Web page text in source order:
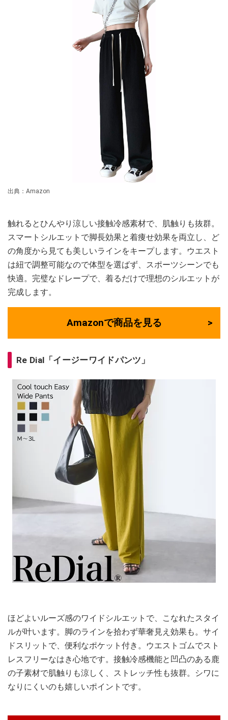
出典：Amazon
触れるとひんやり涼しい接触冷感素材で、肌触りも抜群。
スマートシルエットで脚長効果と着痩せ効果を両立し、ど
の角度から見ても美しいラインをキープします。ウエスト
は紐で調整可能なので体型を選ばず、スポーツシーンでも
快適。完璧なドレープで、着るだけで理想のシルエットが
完成します。
Amazonで商品を見る
Re Dial「イージーワイドパンツ」
ほどよいルーズ感のワイドシルエットで、こなれたスタイ
ルが叶います。脚のラインを拾わず華奢見え効果も。サイ
ドスリットで、便利なポケット付き。ウエストゴムでスト
レスフリーなはき心地です。接触冷感機能と凹凸のある鹿
の子素材で肌触りも涼しく、ストレッチ性も抜群。シワに
なりにくいのも嬉しいポイントです。